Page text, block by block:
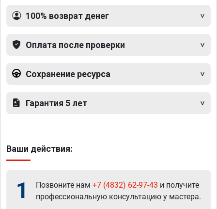
100% возврат денег
Оплата после проверки
Сохранение ресурса
Гарантия 5 лет
Ваши действия:
1 Позвоните нам +7 (4832) 62-97-43 и получите
профессиональную консультацию у мастера.